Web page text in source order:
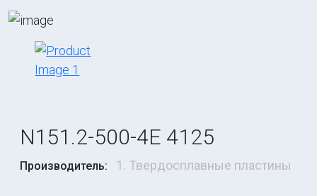
N151.2-500-4E 4125
Производитель: 1. Твердосплавные пластины